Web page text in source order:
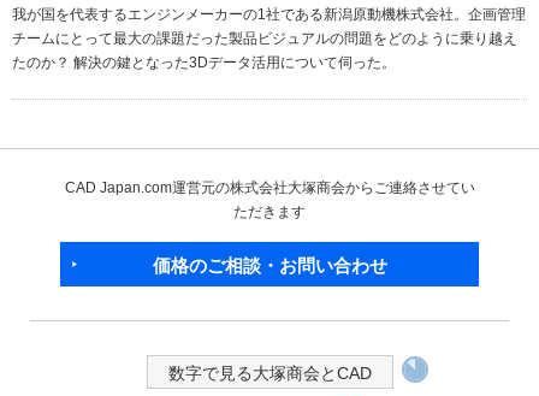
我が国を代表するエンジンメーカーの1社である新潟原動機株式会社。企画管理
チームにとって最大の課題だった製品ビジュアルの問題をどのように乗り越え
たのか？ 解決の鍵となった3Dデータ活用について伺った。
CAD Japan.com運営元の株式会社大塚商会からご連絡させてい
ただきます
価格のご相談・お問い合わせ
数字で見る大塚商会とCAD